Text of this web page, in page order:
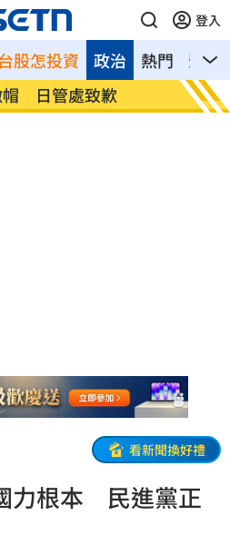
登入
台股怎投資 熱門 影音
政治
帽 日管處致歉 又見
看新聞換好禮
力根本 民進黨正